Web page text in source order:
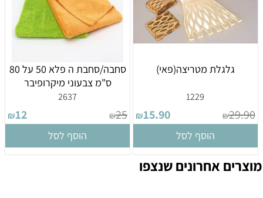
גלגלת מטריצה(פאי)
1229
₪29.90
₪15.90
הוסף לסל
סחבה/סחבת ה פלא 50 על 80
ס"מ צבעוני מיקרופיבר
2637
₪25
₪12
הוסף לסל
מוצרים אחרונים שנצפו